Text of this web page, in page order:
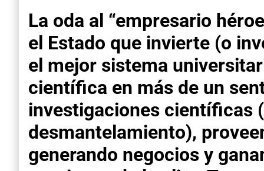
La oda al “empresario
el Estado que invierte (o
el mejor sistema
científica en más de un
investigaciones científicas
desmantelamiento),
generando negocios y